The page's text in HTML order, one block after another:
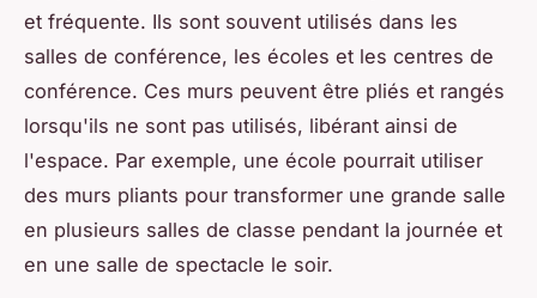
et fréquente. Ils sont souvent utilisés dans les
salles de conférence, les écoles et les centres de
conférence. Ces murs peuvent être pliés et rangés
lorsqu'ils ne sont pas utilisés, libérant ainsi de
l'espace. Par exemple, une école pourrait utiliser
des murs pliants pour transformer une grande salle
en plusieurs salles de classe pendant la journée et
en une salle de spectacle le soir.